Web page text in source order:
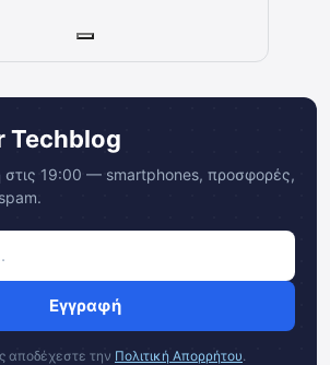
Techblog
19:00 — smartphones, προσφορές,
Εγγραφή
αποδέχεστε την Πολιτική Απορρήτου.